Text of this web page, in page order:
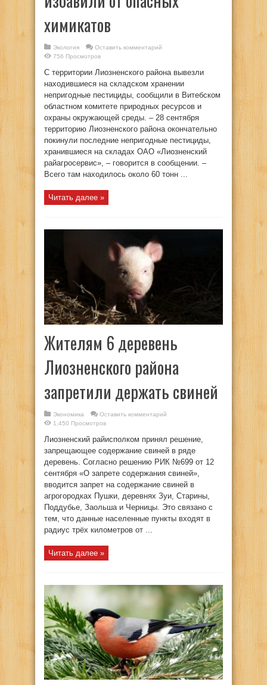
химикатов
Экология
Оставить комментарий
756 Просмотров
С территории Лиозненского района вывезли
находившиеся на складском хранении
непригодные пестициды, сообщили в Витебском
областном комитете природных ресурсов и
охраны окружающей среды. – 28 сентября
территорию Лиозненского района окончательно
покинули последние непригодные пестициды,
хранившиеся на складах ОАО «Лиозненский
райагросервис», – говорится в сообщении. –
Всего там находилось около 60 тонн ...
Читать далее »
Жителям 6 деревень
Лиозненского района
запретили держать свиней
Экономика
Оставить комментарий
1,450 Просмотров
Лиозненский райисполком принял решение,
запрещающее содержание свиней в ряде
деревень. Согласно решению РИК №699 от 12
сентября «О запрете содержания свиней»,
вводится запрет на содержание свиней в
агрогородках Пушки, деревнях Зуи, Старины,
Поддубье, Заольша и Черницы. Это связано с
тем, что данные населенные пункты входят в
радиус трёх километров от ...
Читать далее »